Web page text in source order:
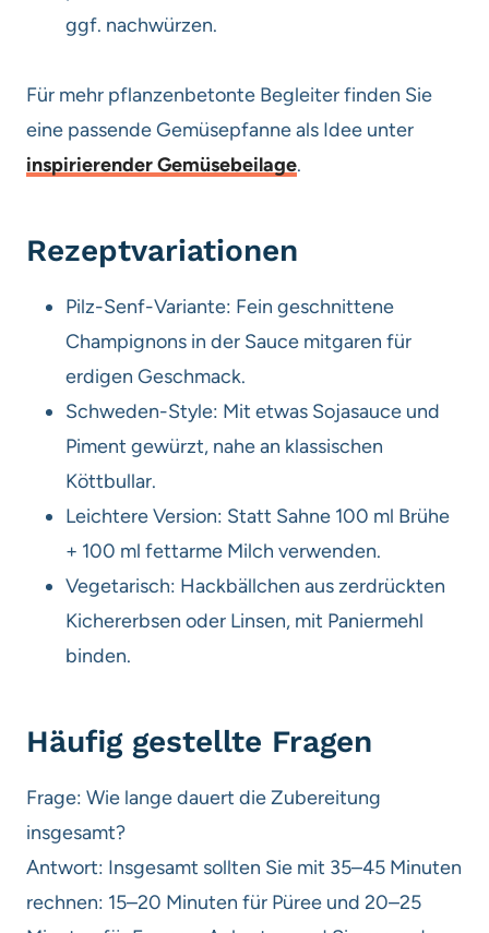
ggf. nachwürzen.
Für mehr pflanzenbetonte Begleiter finden Sie
eine passende Gemüsepfanne als Idee unter
inspirierender Gemüsebeilage.
Rezeptvariationen
Pilz-Senf-Variante: Fein geschnittene
Champignons in der Sauce mitgaren für
erdigen Geschmack.
Schweden-Style: Mit etwas Sojasauce und
Piment gewürzt, nahe an klassischen
Köttbullar.
Leichtere Version: Statt Sahne 100 ml Brühe
+ 100 ml fettarme Milch verwenden.
Vegetarisch: Hackbällchen aus zerdrückten
Kichererbsen oder Linsen, mit Paniermehl
binden.
Häufig gestellte Fragen
Frage: Wie lange dauert die Zubereitung
insgesamt?
Antwort: Insgesamt sollten Sie mit 35–45 Minuten
rechnen: 15–20 Minuten für Püree und 20–25